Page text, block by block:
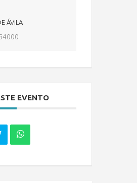
ÁVILA
EVENTO